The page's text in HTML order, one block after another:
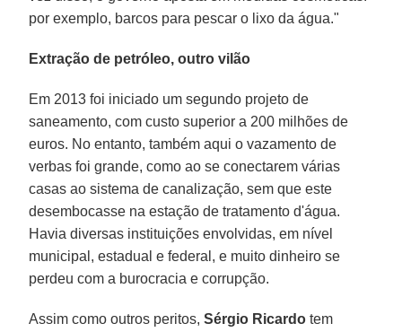
por exemplo, barcos para pescar o lixo da água."
Extração de petróleo, outro vilão
Em 2013 foi iniciado um segundo projeto de
saneamento, com custo superior a 200 milhões de
euros. No entanto, também aqui o vazamento de
verbas foi grande, como ao se conectarem várias
casas ao sistema de canalização, sem que este
desembocasse na estação de tratamento d'água.
Havia diversas instituições envolvidas, em nível
municipal, estadual e federal, e muito dinheiro se
perdeu com a burocracia e corrupção.
Assim como outros peritos,Sérgio Ricardo tem